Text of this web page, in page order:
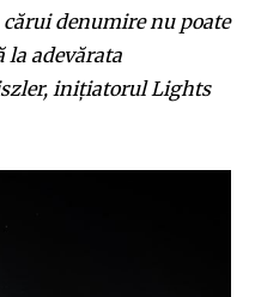
denumire nu poate
adevărata
inițiatorul Lights